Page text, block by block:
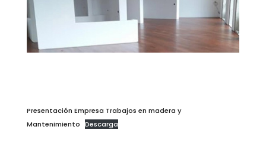
Presentación Empresa Trabajos en madera y
Mantenimiento Descarga